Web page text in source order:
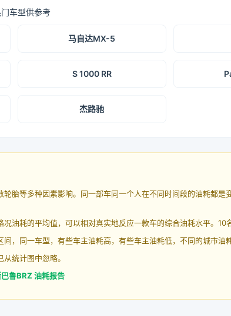
车型供参考
马自达MX-5
S 1000 RR
杰路驰
胎等多种因素影响。同一部车同一个人在不同时间段的油耗都
油耗的平均值，可以相对真实地反应一款车的综合油耗水平。10
，同一车型，有些车主油耗高，有些车主油耗低，不同的城市油
统计图中忽略。
鲁BRZ 油耗报告